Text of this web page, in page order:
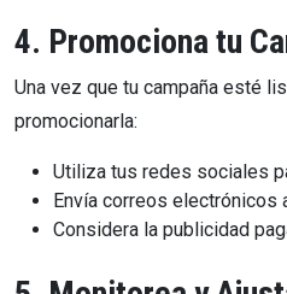
4. Promociona tu
Una vez que tu campaña esté
promocionarla:
Utiliza tus redes sociales
Envía correos electrónicos
Considera la publicidad